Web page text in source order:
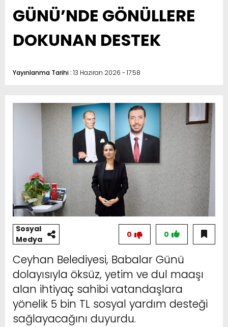
GÜNÜ’NDE GÖNÜLLERE
DOKUNAN DESTEK
Yayınlanma Tarihi : 13 Haziran 2026 - 17:58
Sosyal
Medya
0
0
Ceyhan Belediyesi, Babalar Günü
dolayısıyla öksüz, yetim ve dul maaşı
alan ihtiyaç sahibi vatandaşlara
yönelik 5 bin TL sosyal yardım desteği
sağlayacağını duyurdu.